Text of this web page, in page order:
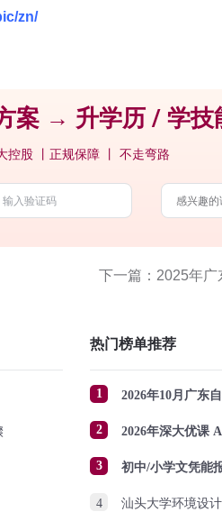
zn/
案 → 升学历 / 学技
控股 丨正规保障 丨 不走弯路
下一篇：2025年
热门榜单推荐
1 2026年10月广东
2
3
4 汕头大学环境设